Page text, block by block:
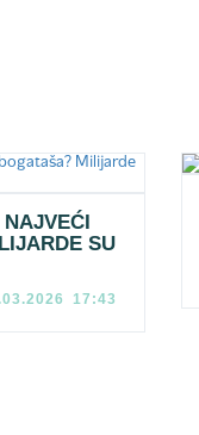
SU
17:43